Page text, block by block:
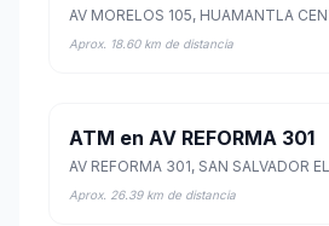
Aprox. 18.60 km de distancia
ATM en AV REFORMA 301
Aprox. 26.39 km de distancia